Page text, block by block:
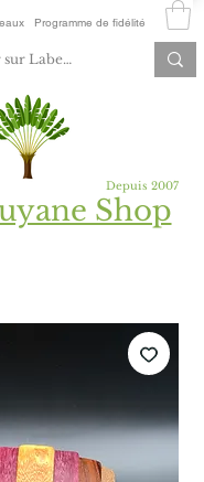
Programme de fidélité
Depuis 2007
Shop